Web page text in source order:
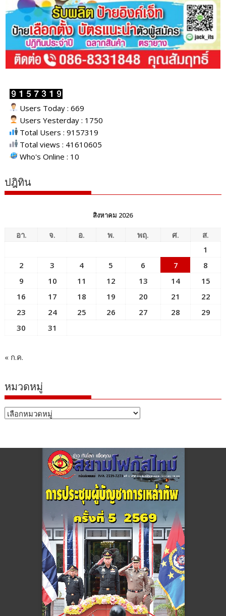
Users Today : 669
Users Yesterday : 1750
Total Users : 9157319
Total views : 41610605
Who's Online : 10
ปฎิทิน
สิงหาคม 2026
อา. จ. อ. พ. พฤ. ศ.
ส.
1
2
3 4 5 6 7
8
9
10 11 12 13 14
15
16
17 18 19 20 21
22
23
24 25 26 27 28
29
30
31
« ก.ค.
หมวดหมู่
หมวด